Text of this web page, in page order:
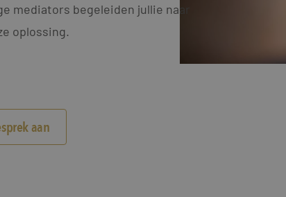
mediators begeleiden jullie naar
oplossing.
aan